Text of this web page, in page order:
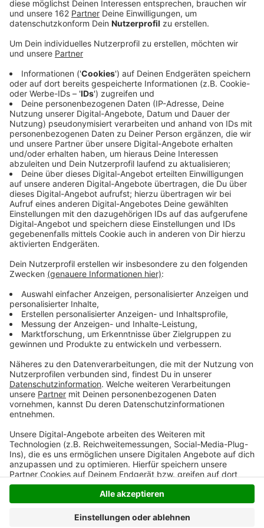
Anzeige
Sozialstunden ableisten.
Veröffentlicht:Mittwoch, 26.02.2020 06:39
Anzeige
Im Prozess um eine Drogenbande aus Moers hat das
Gericht einen 25jährigen zu zwei Jahren Haft verurteilt.
Die Strafe ist zur Bewährung ausgesetzt. Zwei
mitangeklagte 22jährige müssen nach
Jugendstrafrecht 200 bzw 100 Sozialstunden
ableisten. Den Dreien wurden mehrere Fälle von
Drogenhandel nachgewiesen. Dabei waren
vergleichsweise geringe Mengen im Spiel. Ausserdem
lagen die Taten teilweise schön länger zurück. Eine
gute Sozialprognose begünstigte zudem das relativ
milde Urteil.
Die Anklage geht von insgesamt 2,5 Kilo Marihuana,
125 Gramm Amphetaminen und 280 Ecstasy-Pillen
aus.
Anzeige
Anzeige